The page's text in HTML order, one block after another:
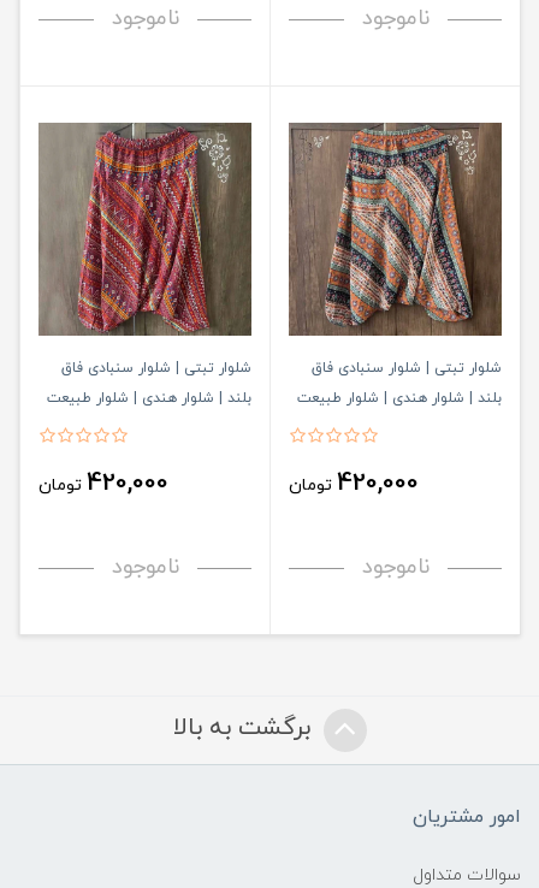
ناموجود ناموجود
شلوار تبتی | شلوار سنبادی فاق
بلند | شلوار هندی | شلوار طبیعت
420,000 تومان
ناموجود
شلوار تبتی | شلوار سنبادی فاق
بلند | شلوار هندی | شلوار طبیعت
420,000 تومان
ناموجود
برگشت به بالا
امور مشتریان
سوالات متداول